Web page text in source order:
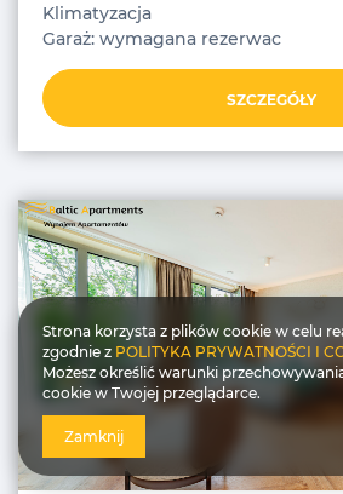
Klimatyzacja
Garaż: wymagana rezerwac
SZCZEGÓŁY
Strona korzysta z plików cookie w celu
zgodnie z POLITYKA PRYWATNOŚCI I
Możesz określić warunki
cookie w Twojej przeglądarce.
Zamknij